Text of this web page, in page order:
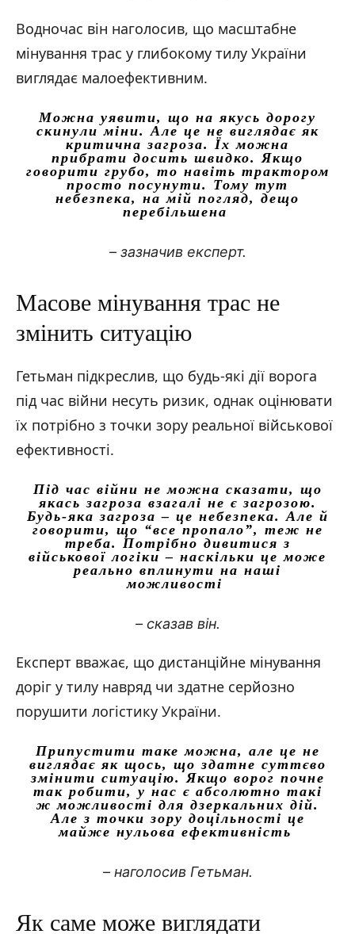
Водночас він наголосив, що масштабне
мінування трас у глибокому тилу України
виглядає малоефективним.
Можна уявити, що на якусь дорогу
скинули міни. Але це не виглядає як
критична загроза. Їх можна
прибрати досить швидко. Якщо
говорити грубо, то навіть трактором
просто посунути. Тому тут
небезпека, на мій погляд, дещо
перебільшена
– зазначив експерт.
Масове мінування трас не
змінить ситуацію
Гетьман підкреслив, що будь-які дії ворога
під час війни несуть ризик, однак оцінювати
їх потрібно з точки зору реальної військової
ефективності.
Під час війни не можна сказати, що
якась загроза взагалі не є загрозою.
Будь-яка загроза – це небезпека. Але й
говорити, що “все пропало”, теж не
треба. Потрібно дивитися з
військової логіки – наскільки це може
реально вплинути на наші
можливості
– сказав він.
Експерт вважає, що дистанційне мінування
доріг у тилу навряд чи здатне серйозно
порушити логістику України.
Припустити таке можна, але це не
виглядає як щось, що здатне суттєво
змінити ситуацію. Якщо ворог почне
так робити, у нас є абсолютно такі
ж можливості для дзеркальних дій.
Але з точки зору доцільності це
майже нульова ефективність
– наголосив Гетьман.
Як саме може виглядати